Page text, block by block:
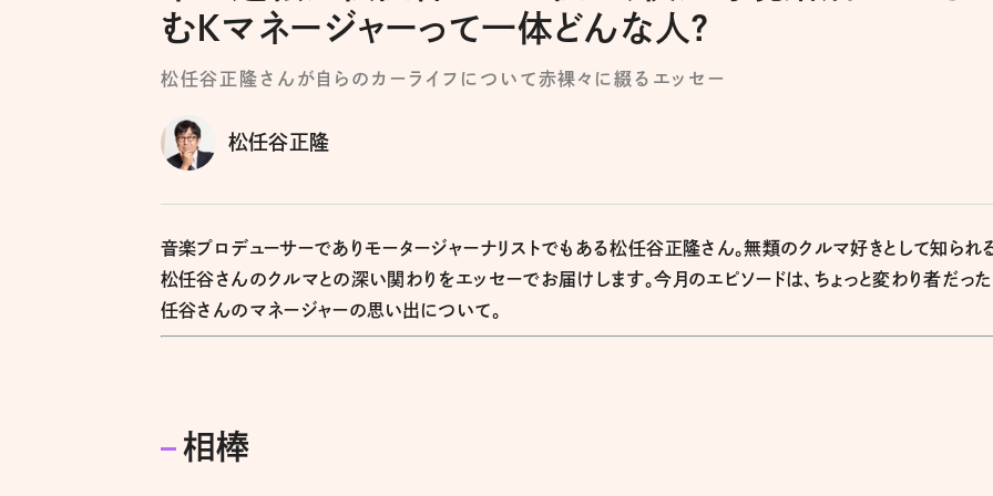
むKマネージャーって一体どんな人?
松任谷正隆さんが自らのカーライフについて赤裸々に綴るエッセー
松任谷正隆
音楽プロデューサーでありモータージャーナリストでもある松任谷正隆さん。無類のクルマ好きとして知られ
松任谷さんのクルマとの深い関わりをエッセーでお届けします。今月のエピソードは、ちょっと変わり者だっ
任谷さんのマネージャーの思い出について。
相棒